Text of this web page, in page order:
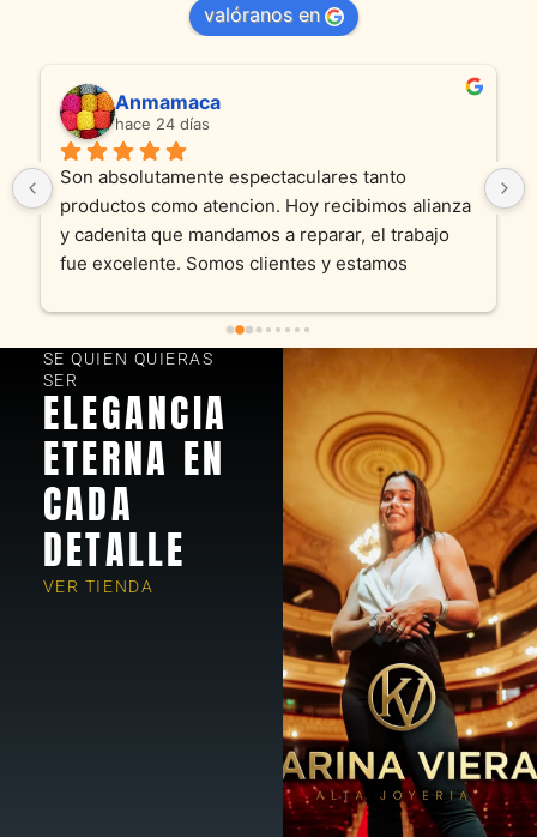
valóranos en
Anmamaca
hace 24 días
Son absolutamente espectaculares tanto
productos como atencion. Hoy recibimos alianza
y cadenita que mandamos a reparar, el trabajo
fue excelente. Somos clientes y estamos
SE QUIEN QUIERAS
SER
ELEGANCIA
ETERNA EN
CADA
DETALLE
VER TIENDA